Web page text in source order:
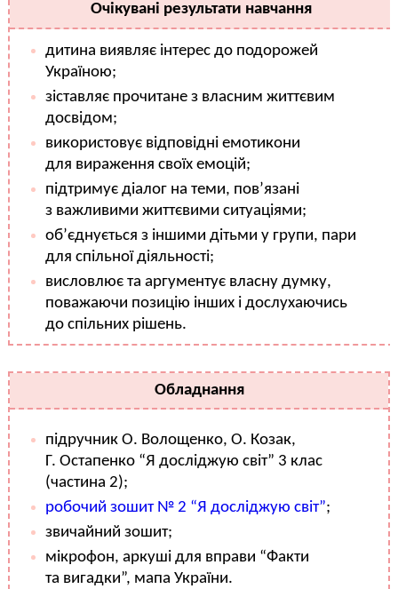
Очікувані результати навчання
дитина виявляє інтерес до подорожей
Україною;
зіставляє прочитане з власним життєвим
досвідом;
використовує відповідні емотикони
для вираження своїх емоцій;
підтримує діалог на теми, пов’язані
з важливими життєвими ситуаціями;
об’єднується з іншими дітьми у групи, пари
для спільної діяльності;
висловлює та аргументує власну думку,
поважаючи позицію інших і дослухаючись
до спільних рішень.
Обладнання
підручник О. Волощенко, О. Козак,
Г. Остапенко “Я досліджую світ” 3 клас
(частина 2);
робочий зошит № 2 “Я досліджую світ”;
звичайний зошит;
мікрофон, аркуші для вправи “Факти
та вигадки”, мапа України.